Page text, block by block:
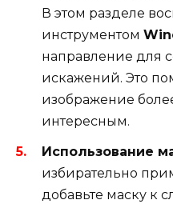
В этом разделе
инструментом
направление для
искажений. Это
изображение
интересным.
Использование
избирательно
добавьте маску к